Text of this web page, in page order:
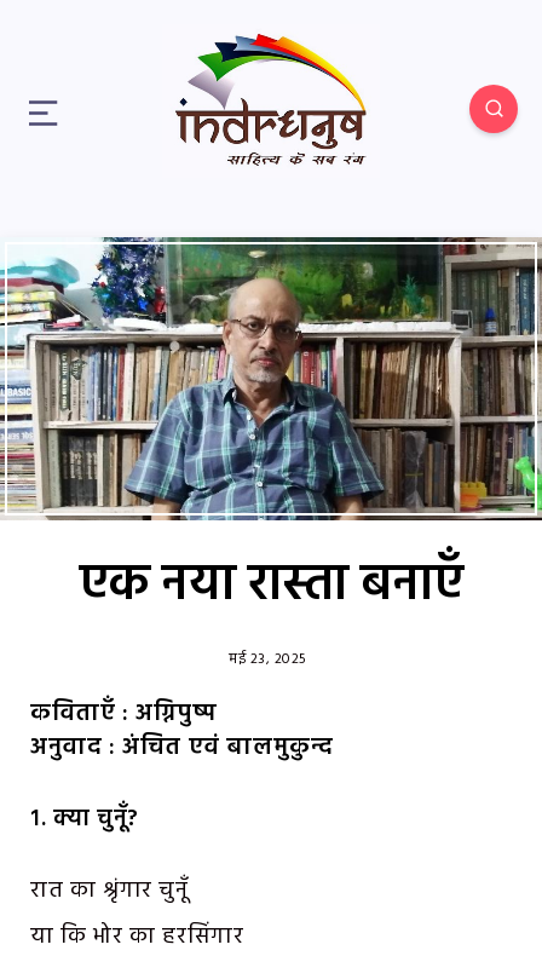
एक नया रास्ता बनाएँ
मई 23, 2025
कविताएँ : अग्निपुष्प
अनुवाद : अंचित एवं बालमुकुन्द
१. क्या चुनूँ?
रात का श्रृंगार चुनूँ
या कि भोर का हरसिंगार